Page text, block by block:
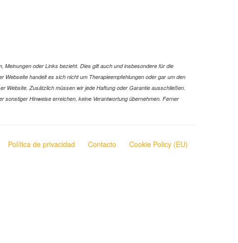
oder Links bezieht. Dies gilt auch und insbesondere für die
handelt es sich nicht um Therapieempfehlungen oder gar um den
Website. Zusätzlich müssen wir jede Haftung oder Garantie ausschließen.
sonstiger Hinweise erreichen, keine Verantwortung übernehmen. Ferner
Política de privacidad Contacto Cookie Policy (EU)